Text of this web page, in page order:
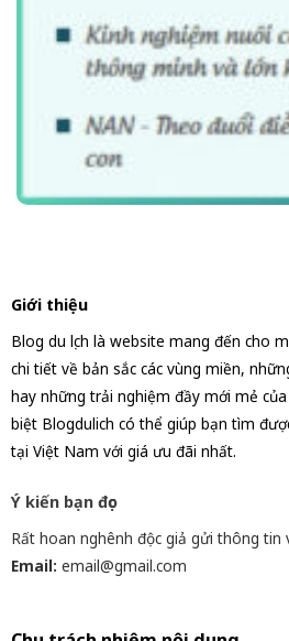
Giới thiệu
Blog du lịch là website mang đến cho
chi tiết về bản sắc các vùng miền,
hay những trải nghiệm đầy mới mẻ
biệt Blogdulich có thể giúp bạn tìm
tại Việt Nam với giá ưu đãi nhất.
Ý kiến bạn đọc
Rất hoan nghênh độc giả gửi thông tin
Email: email@gmail.com